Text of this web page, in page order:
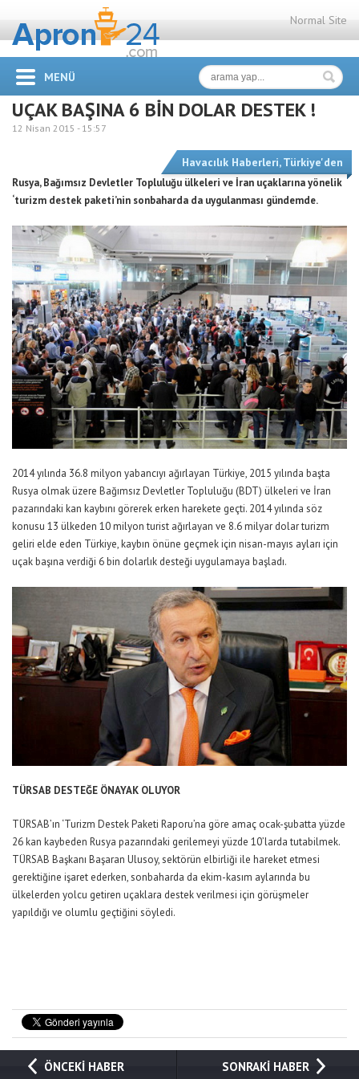
Normal Site
MENÜ
UÇAK BAŞINA 6 BİN DOLAR DESTEK !
12 Nisan 2015 - 15:57
Havacılık Haberleri,Türkiye'den
Rusya, Bağımsız Devletler Topluluğu ülkeleri ve İran uçaklarına yönelik
‘turizm destek paketi’nin sonbaharda da uygulanması gündemde.
2014 yılında 36.8 milyon yabancıyı ağırlayan Türkiye, 2015 yılında başta
Rusya olmak üzere Bağımsız Devletler Topluluğu (BDT) ülkeleri ve İran
pazarındaki kan kaybını görerek erken harekete geçti. 2014 yılında söz
konusu 13 ülkeden 10 milyon turist ağırlayan ve 8.6 milyar dolar turizm
geliri elde eden Türkiye, kaybın önüne geçmek için nisan-mayıs ayları için
uçak başına verdiği 6 bin dolarlık desteği uygulamaya başladı.
TÜRSAB DESTEĞE ÖNAYAK OLUYOR
TÜRSAB’ın ‘Turizm Destek Paketi Raporu’na göre amaç ocak-şubatta yüzde
26 kan kaybeden Rusya pazarındaki gerilemeyi yüzde 10’larda tutabilmek.
TÜRSAB Başkanı Başaran Ulusoy, sektörün elbirliği ile hareket etmesi
gerektiğine işaret ederken, sonbaharda da ekim-kasım aylarında bu
ülkelerden yolcu getiren uçaklara destek verilmesi için görüşmeler
yapıldığı ve olumlu geçtiğini söyledi.
ÖNCEKİ HABER SONRAKİ HABER